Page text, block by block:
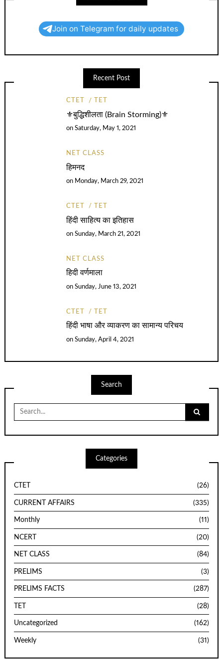
Join on Telegram for daily updates
Recent Post
CTET TET
⚜️बुद्धिशीलता (Brain Storming)⚜️
onSaturday, May 1, 2021
NET CLASS
हिमनद
on Monday, March 29, 2021
CTET TET
हिंदी साहित्य का इतिहास
onSunday, March 21, 2021
NET CLASS
हिदी वर्णमाला
onSunday, June 13, 2021
CTET TET
हिंदी भाषा और व्याकरण का सामान्य परिचय
onSunday, April 4, 2021
Search
Search
for:
Categories
CTET (26)
CURRENT AFFAIRS (335)
Monthly (11)
NCERT (20)
NET CLASS (84)
PRELIMS (3)
PRELIMS FACTS (287)
TET (28)
Uncategorized (162)
Weekly (31)